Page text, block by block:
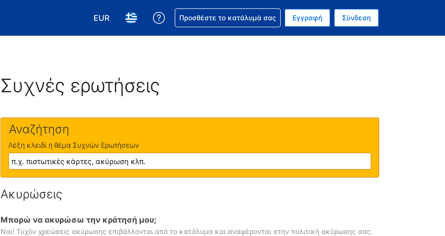
EUR
Επιλέξτε το νόμισμά σας. Το τωρινό σας νόμισμα είναι Ευρώ
Επιλέξτε τη γλώσσα σας. Η τωρινή σας γλώσσα είναι τα Ελληνικά
Βοήθεια για την κράτησή σας
Προσθέστε το κατάλυμά σας Εγγραφή Σύνδεση
Συχνές ερωτήσεις
Αναζήτηση
Λέξη κλειδί ή θέμα Συχνών Ερωτήσεων
Ακυρώσεις
Μπορώ να ακυρώσω την κράτησή μου;
Ναι! Τυχόν χρεώσεις ακύρωσης επιβάλλονται από το κατάλυμα και αναφέρονται στην πολιτική ακύρωσης σας.